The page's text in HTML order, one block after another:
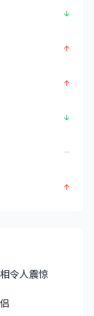
令人震惊